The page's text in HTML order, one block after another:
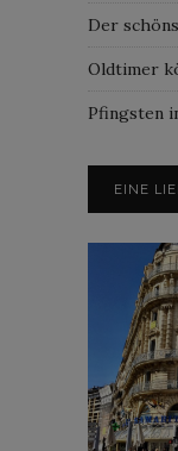
Der
Oldtimer
Pfingsten
EINE